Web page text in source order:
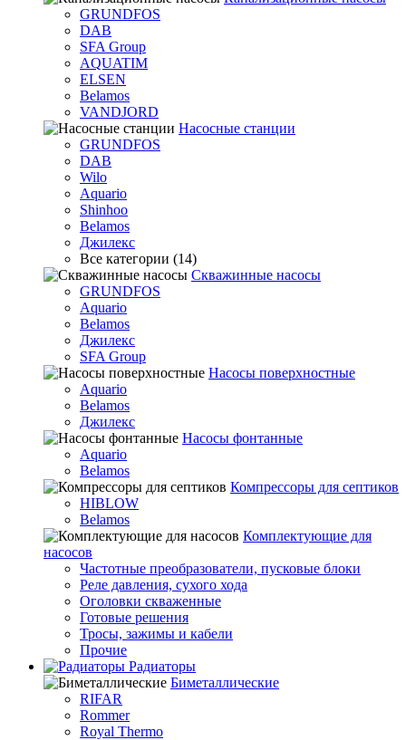
GRUNDFOS
DAB
SFA Group
AQUATIM
ELSEN
Belamos
VANDJORD
Насосные станции
GRUNDFOS
DAB
Wilo
Aquario
Shinhoo
Belamos
Джилекс
Все категории (14)
Скважинные насосы
GRUNDFOS
Aquario
Belamos
Джилекс
SFA Group
Насосы поверхностные
Aquario
Belamos
Джилекс
Насосы фонтанные
Aquario
Belamos
Компрессоры для септиков
HIBLOW
Belamos
Комплектующие для
насосов
Частотные преобразователи, пусковые блоки
Реле давления, сухого хода
Оголовки скваженные
Готовые решения
Тросы, зажимы и кабели
Прочие
Радиаторы
Биметаллические
RIFAR
Rommer
Royal Thermo